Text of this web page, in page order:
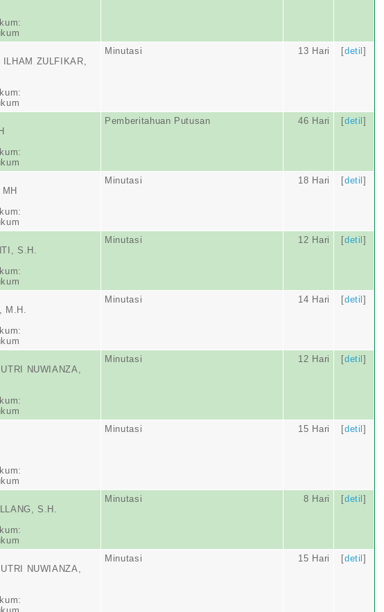
ILHAM ZULFIKAR,
Minutasi 13 Hari [detil]
Pemberitahuan Putusan 46 Hari [detil]
Minutasi 18 Hari [detil]
S.H.
Minutasi 12 Hari [detil]
M.H.
Minutasi 14 Hari [detil]
NUWIANZA,
Minutasi 12 Hari [detil]
Minutasi 15 Hari [detil]
S.H.
Minutasi 8 Hari [detil]
NUWIANZA,
Minutasi 15 Hari [detil]